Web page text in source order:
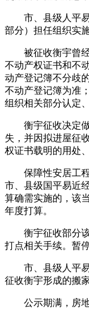
市、县级人平易
部分）担任组织实
被征收衡宇曾经
不动产权证书和不
动产登记簿不分歧
不动产登记簿为准
组织相关部分认定
衡宇征收决定做
失，并因拟进屋征
权证书载明的用处
保障性安居工程
市、县级国平易近
算确需实施的，该
年度打算。
衡宇征收部分该
打点相关手续。暂
市、县级人平易
征收衡宇形成的搬
公示期满，房地